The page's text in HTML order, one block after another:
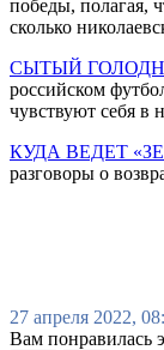
победы, полагая,
сколько
СЫТЫЙ
российском
чувствуют себя в
КУДА ВЕДЕТ
разговоры о
27 апреля 2022,
Вам понравилась